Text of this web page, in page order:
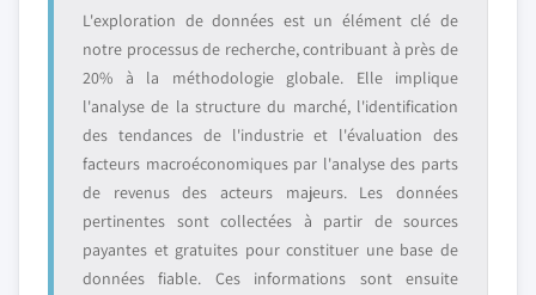
L'exploration de données est un élément clé de
notre processus de recherche, contribuant à près de
20% à la méthodologie globale. Elle implique
l'analyse de la structure du marché, l'identification
des tendances de l'industrie et l'évaluation des
facteurs macroéconomiques par l'analyse des parts
de revenus des acteurs majeurs. Les données
pertinentes sont collectées à partir de sources
payantes et gratuites pour constituer une base de
données fiable. Ces informations sont ensuite